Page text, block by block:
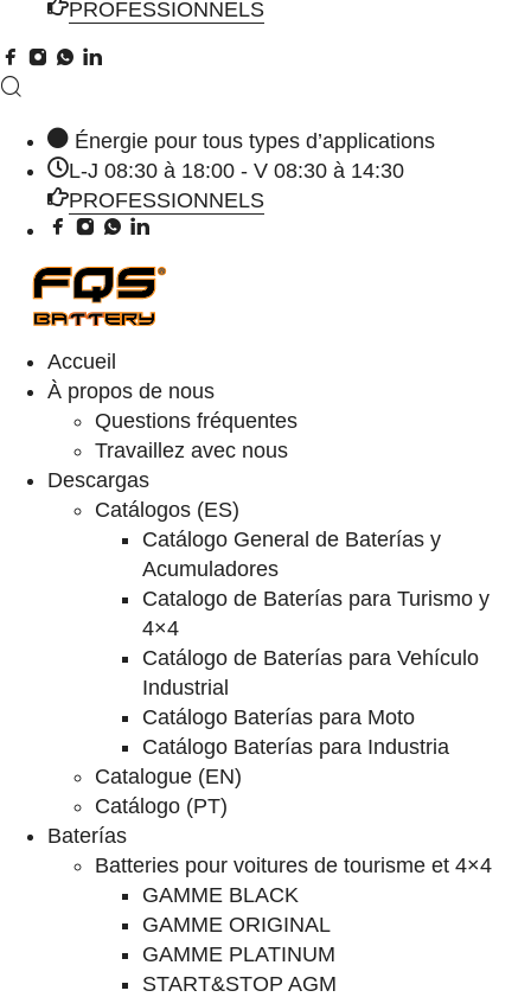
PROFESSIONNELS
Énergie pour tous types d’applications
L-J 08:30 à 18:00 - V 08:30 à 14:30
PROFESSIONNELS
Accueil
À propos de nous
Questions fréquentes
Travaillez avec nous
Descargas
Catálogos (ES)
Catálogo General de Baterías y
Acumuladores
Catalogo de Baterías para Turismo y
4×4
Catálogo de Baterías para Vehículo
Industrial
Catálogo Baterías para Moto
Catálogo Baterías para Industria
Catalogue (EN)
Catálogo (PT)
Baterías
Batteries pour voitures de tourisme et 4×4
GAMME BLACK
GAMME ORIGINAL
GAMME PLATINUM
START&STOP AGM